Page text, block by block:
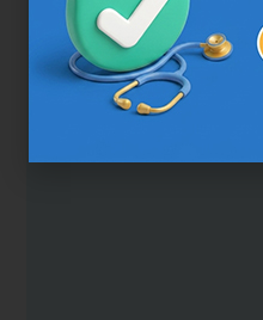
جهاد دانشگاهی علوم پزشکی
پزشکی عمومی و تخصصی را ارائه
می‌توانند این خدمات را حضوری